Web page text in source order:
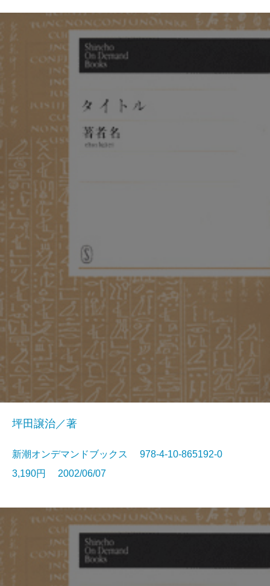
坪田譲治／著
新潮オンデマンドブックス 978-4-10-865192-0
3,190円 2002/06/07